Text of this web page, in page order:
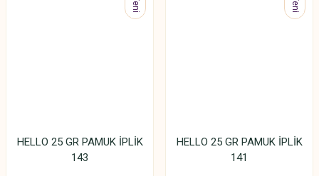
Yeni
HELLO 25 GR PAMUK İPLİK
143
Yeni
HELLO 25 GR PAMUK İPLİK
141